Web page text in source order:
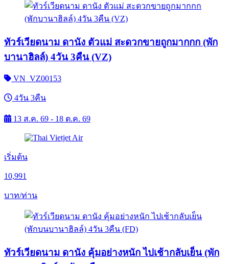
ทัวร์เวียดนาม ดานัง ตัวแม่ สะดวกขายถูกมากกก (พัก
บานาฮิลล์) 4วัน 3คืน (VZ)
VN_VZ00153
4วัน 3คืน
13 ส.ค. 69 - 18 ต.ค. 69
เริ่มต้น
10,991
บาท/ท่าน
ทัวร์เวียดนาม ดานัง คุ้มอย่างหนัก ไปเช้ากลับเย็น (พัก